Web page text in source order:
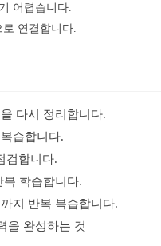
어렵습니다.
연결합니다.
다시 정리합니다.
습합니다.
검합니다.
복 학습합니다.
지 반복 복습합니다.
을 완성하는 것